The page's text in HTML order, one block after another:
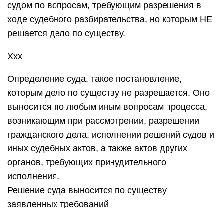
судом по вопросам, требующим разрешения в
ходе судебного разбирательства, но которым НЕ
решается дело по существу.
Ххх
Определение суда, такое постановление,
которым дело по существу не разрешается. Оно
выносится по любым иным вопросам процесса,
возникающим при рассмотрении, разрешении
гражданского дела, исполнении решений судов и
иных судебных актов, а также актов других
органов, требующих принудительного
исполнения.
Решение суда выносится по существу
заявленных требований